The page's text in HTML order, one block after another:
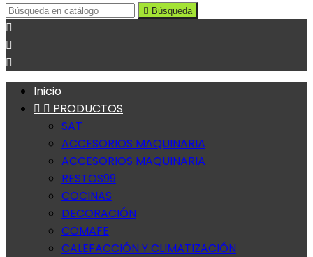
 Búsqueda



Inicio
  PRODUCTOS
SAT
ACCESORIOS MAQUINARIA
ACCESORIOS MAQUINARIA
RESTOS99
COCINAS
DECORACIÓN
COMAFE
CALEFACCIÓN Y CLIMATIZACIÓN